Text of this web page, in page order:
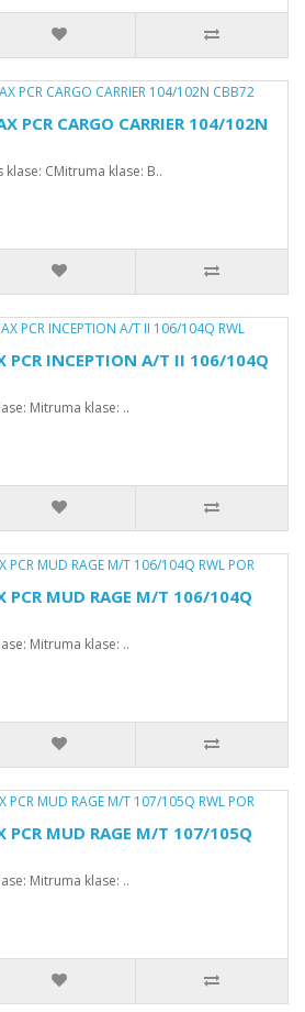
PCR CARGO CARRIER 104/102N
CMitruma klase: B..
PCR INCEPTION A/T II 106/104Q
Mitruma klase: ..
PCR MUD RAGE M/T 106/104Q
Mitruma klase: ..
PCR MUD RAGE M/T 107/105Q
Mitruma klase: ..